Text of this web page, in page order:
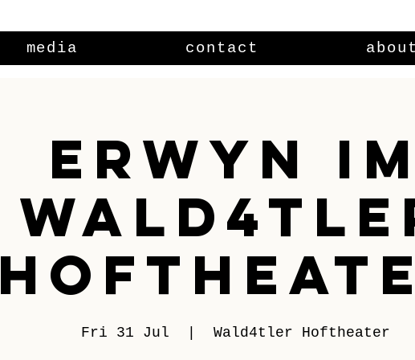
media contact about
Erwyn im
Fri 31 Jul Wald4tler Hoftheater